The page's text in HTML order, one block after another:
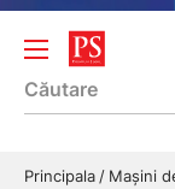
Principala Mașini